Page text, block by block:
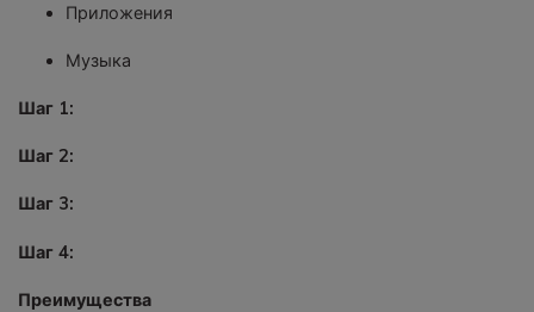
Приложения
Музыка
Шаг 1:
Шаг 2:
Шаг 3:
Шаг 4:
Преимущества